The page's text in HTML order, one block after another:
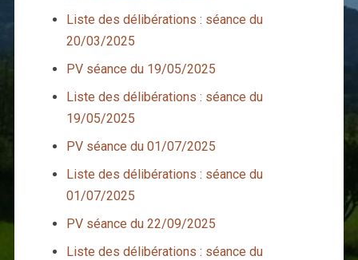
Liste des délibérations : séance du
20/03/2025
PV séance du 19/05/2025
Liste des délibérations : séance du
19/05/2025
PV séance du 01/07/2025
Liste des délibérations : séance du
01/07/2025
PV séance du 22/09/2025
Liste des délibérations : séance du